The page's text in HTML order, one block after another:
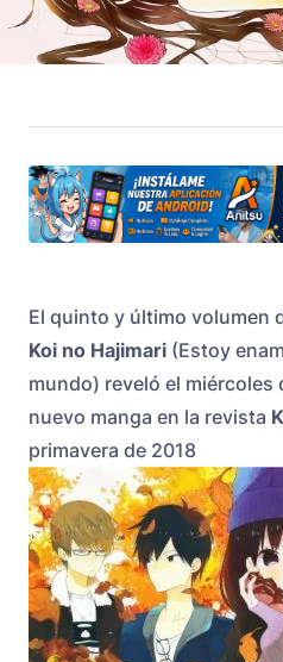
El quinto y último volumen
Koi no Hajimari (Estoy
mundo) reveló el miércoles
nuevo manga en la revista
primavera de 2018